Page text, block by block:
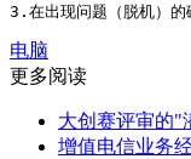
3.在出现问题（脱机）
电脑
更多阅读
大创赛评审的"
增值电信业务